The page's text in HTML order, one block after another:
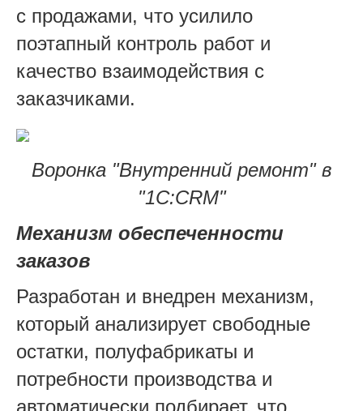
с продажами, что усилило
поэтапный контроль работ и
качество взаимодействия с
заказчиками.
Воронка "Внутренний ремонт" в
"1С:CRM"
Механизм обеспеченности
заказов
Разработан и внедрен механизм,
который анализирует свободные
остатки, полуфабрикаты и
потребности производства и
автоматически подбирает, что